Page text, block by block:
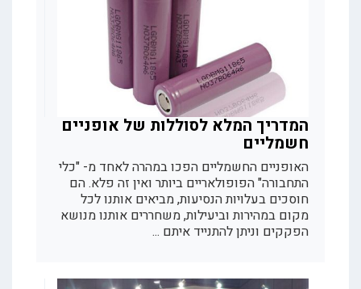
המדריך המלא לסוללות של אופניים
חשמליים
האופניים החשמליים הפכו במהרה לאחד מ- "כלי
התחבורה" הפופולאריים ביותר ואין זה פלא. הם
חוסכים בעלויות הנסיעות, מביאים אותנו לכל
מקום במהירות וביעילות, משחררים אותנו מנושא
הפקקים וניתן להתנייד איתם ...